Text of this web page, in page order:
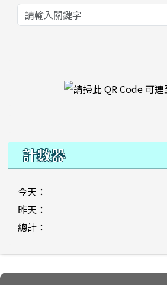
右邊區域內容
計數器
今天：
昨天：
總計：